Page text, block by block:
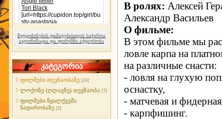
შეტყობინების დამატებისთვის საჭიროა
ავტორიზაცია და ფორუმში აქტიურობა
კატეგორია
ფილმები თევზაობაზე [24]
ლოქოზე (ღლავზე) თევზაობა [7]
ფილმები წყალქვეშა
ნადირობაზე [2]
В ролях: Алексей
Александр Васильев
О фильме:
В этом фильме мы
ловле карпа на
на различные снасти:
- ловля на глухую
оснастку,
- матчевая и
- карпфишинг.